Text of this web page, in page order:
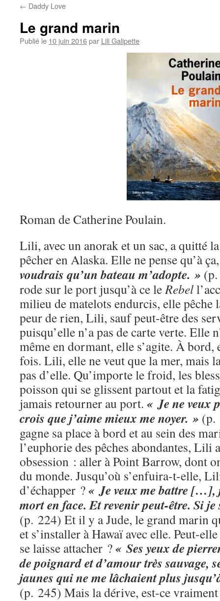
contenu
← Daddy Love
Le grand marin
Publié le 10 juin 2016par Lili Galipette
Roman de Catherine Poulain.
Lili, avec un anorak et un sac, a quitté
pêcher en Alaska. Elle ne pense qu’à
voudrais qu’un bateau m’adopte. »
rode sur le port jusqu’à ce leRebel
milieu de matelots endurcis, elle pêche
peur de rien, Lili, sauf peut-être des
puisqu’elle n’a pas de carte verte. Elle
même en dormant, elle s’agite. À bord,
fois. Lili, elle ne veut que la mer, mais
pas d’elle. Qu’importe le froid, les
poisson qui se glissent partout et la
jamais retourner au port. « Je ne veux
crois que j’aime mieux me noyer. » (p.
gagne sa place à bord et au sein des
l’euphorie des pêches abondantes, Lili
obsession : aller à Point Barrow, dont
du monde. Jusqu’où s’enfuira-t-elle,
d’échapper ?« Je veux me battre […],
mort en face. Et revenir peut-être. Si
(p. 224) Et il y a Jude, le grand marin
et s’installer à Hawaï avec elle. Peut-
se laisse attacher ?« Ses yeux de
de poignard et d’amour très sauvage,
jaunes qui ne me lâchaient plus
(p. 245) Mais la dérive, est-ce